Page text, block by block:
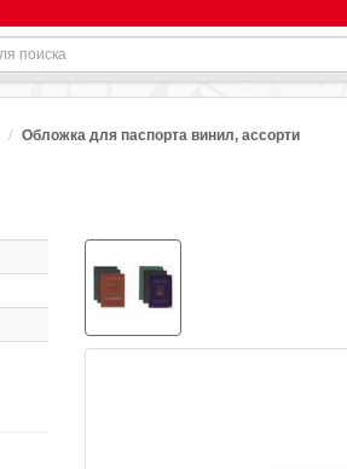
Обложка для паспорта винил, ассорти